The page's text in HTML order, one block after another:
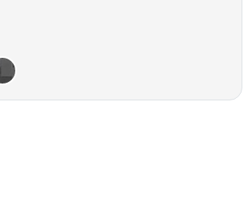
Carbone Noir